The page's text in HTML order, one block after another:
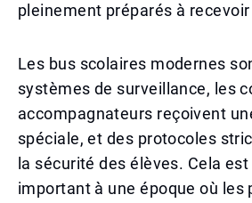
pleinement préparés à
Les bus scolaires modernes
systèmes de surveillance, les
accompagnateurs reçoivent
spéciale, et des protocoles
la sécurité des élèves. Cela
important à une époque où les